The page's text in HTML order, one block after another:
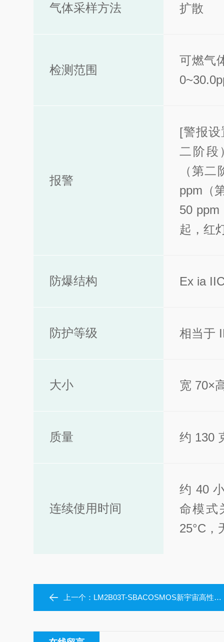
气体采样方法 扩散
检测范围
可燃气
报警
[警报设
二阶段
（第
ppm（
50 ppm
起，红
防爆结构 Ex ia
防护等级 相当于
大小 宽 70×
质量 约 130
连续使用时间
约 40
命模式
25°C，
上一个： LM2B03T-SBACOSMOS新宇宙高性能激光甲烷SMART